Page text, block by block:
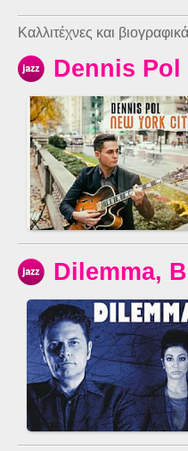
Καλλιτέχνες και
Dennis Pol
Dilemma,